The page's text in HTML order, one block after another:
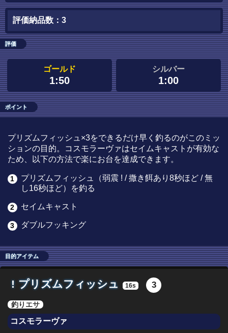
評価納品数：3
評価
ゴールド
1:50
シルバー
1:00
ポイント
プリズムフィッシュ×3をできるだけ早く釣るのがこのミッ
ションの目的。コスモラーヴァはセイムキャストが有効な
ため、以下の方法で楽にお台を達成できます。
プリズムフィッシュ（弱震 ! / 撒き餌あり8秒ほど / 無
し16秒ほど）を釣る
セイムキャスト
ダブルフッキング
目的アイテム
! プリズムフィッシュ 16s 3
釣りエサ
コスモラーヴァ